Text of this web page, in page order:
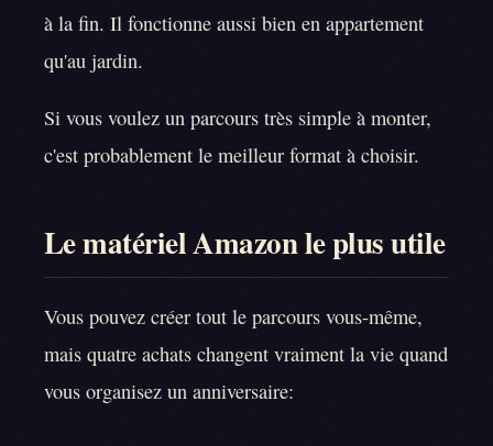
à la fin. Il fonctionne aussi bien en appartement
qu'au jardin.
Si vous voulez un parcours très simple à monter,
c'est probablement le meilleur format à choisir.
Le matériel Amazon le plus utile
Vous pouvez créer tout le parcours vous-même,
mais quatre achats changent vraiment la vie quand
vous organisez un anniversaire: